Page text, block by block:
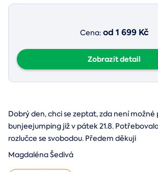
Cena: od 1 699 Kč
Zobrazit detail
Dobrý den, chci se zeptat, zda není možné
bunjeejumping již v pátek 21.8.
rozlučce se svobodou. Předem děkuji
Magdaléna Šedivá